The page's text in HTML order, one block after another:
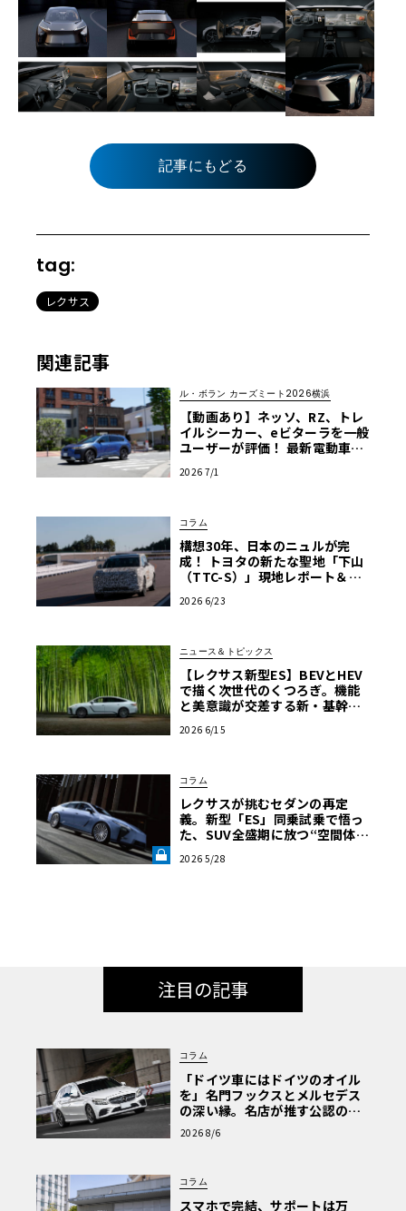
記事にもどる
tag:
レクサス
関連記事
ル・ボラン カーズミート2026横浜
【動画あり】ネッソ、RZ、トレ
イルシーカー、eビターラを一般
ユーザーが評価！ 最新電動車体
ーズミート2026横浜】
2026 7/1
コラム
構想30年、日本のニュルが完
成！ トヨタの新たな聖地「下山
（TTC-S）」現地レポート＆新
2026 6/23
ニュース＆トピックス
【レクサス新型ES】BEVとHEV
で描く次世代のくつろぎ。機能
と美意識が交差する新・基幹セ
2026 6/15
コラム
レクサスが挑むセダンの再定
義。新型「ES」同乗試乗で悟っ
た、SUV全盛期に放つ“空間体
2026 5/28
注目の記事
コラム
「ドイツ車にはドイツのオイル
を」名門フックスとメルセデス
の深い縁。名店が推す公認の安
心と、Cクラスで味わうシルキー
な走り〈PR〉
2026 8/6
コラム
スマホで完結、サポートは万